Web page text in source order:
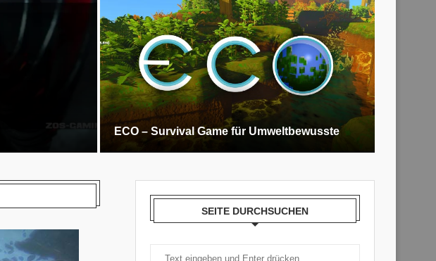
ECO – Survival Game für Umweltbewusste
SEITE DURCHSUCHEN